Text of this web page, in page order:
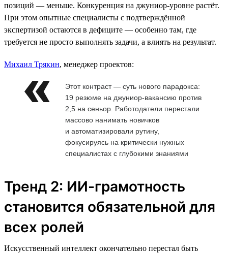
позиций — меньше. Конкуренция на джуниор-уровне растёт.
При этом опытные специалисты с подтверждённой
экспертизой остаются в дефиците — особенно там, где
требуется не просто выполнять задачи, а влиять на результат.
Михаил Трякин, менеджер проектов:
Этот контраст — суть нового парадокса:
19 резюме на джуниор-вакансию против
2,5 на сеньор. Работодатели перестали
массово нанимать новичков
и автоматизировали рутину,
фокусируясь на критически нужных
специалистах с глубокими знаниями
Тренд 2: ИИ-грамотность
становится обязательной для
всех ролей
Искусственный интеллект окончательно перестал быть